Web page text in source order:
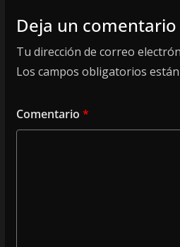
Deja un comentario
Tu dirección de correo
Los campos obligatorios
Comentario *